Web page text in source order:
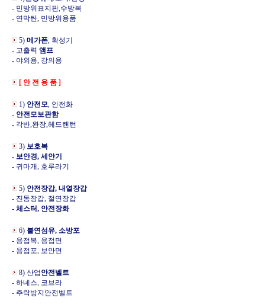
- 민방위표지판,수방복
- 연막탄, 민방위용품
5) 메가폰, 확성기
- 고출력 앰프
- 야외용, 강의용
[ 안 전 용 품 ]
1) 안전모, 안전화
- 안전모보관함
- 각반,완장,헤드랜턴
3) 보호복
- 보안경, 세안기
- 귀마개, 호루라기
5) 안전장갑, 내열장갑
- 진동장갑, 절연장갑
- 체스터, 안전장화
6) 불연섬유, 소방포
- 용접복, 용접면
- 용접포, 보안면
8) 산업 안전벨트
- 하네스, 코브라
- 추락방지안전벨트